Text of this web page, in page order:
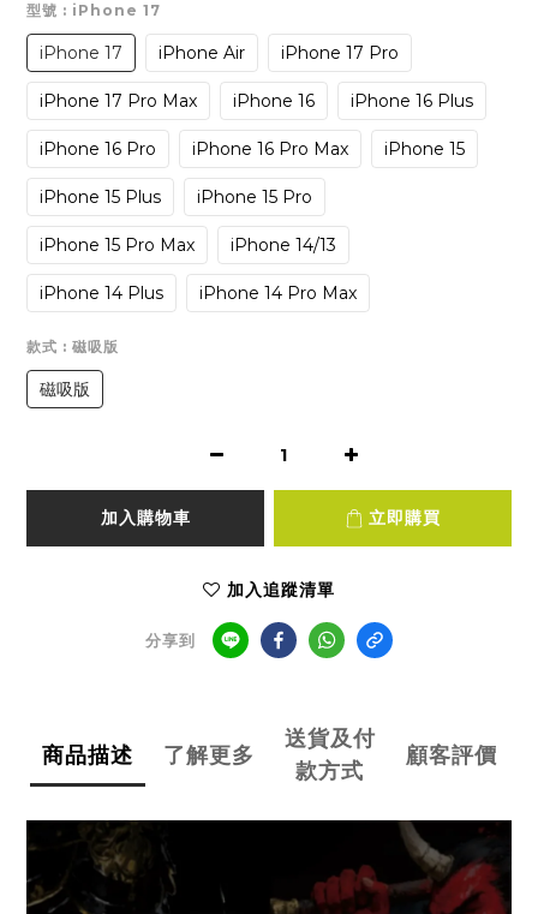
型號 : iPhone 17
iPhone 17 iPhone Air iPhone 17 Pro
iPhone 17 Pro Max iPhone 16 iPhone 16 Plus
iPhone 16 Pro iPhone 16 Pro Max iPhone 15
iPhone 15 Plus iPhone 15 Pro
iPhone 15 Pro Max iPhone 14/13
iPhone 14 Plus iPhone 14 Pro Max
款式 : 磁吸版
磁吸版
加入購物車 立即購買
加入追蹤清單
分享到
商品描述 了解更多
送貨及付
款方式
顧客評價